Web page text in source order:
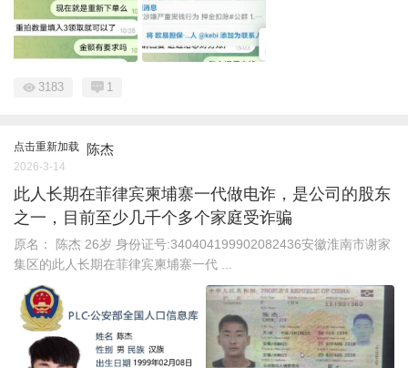
3183 1
点击重新加载 陈杰
2026-3-14
此人长期在菲律宾柬埔寨一代做电诈，是公司的股东
之一，目前至少几千个多个家庭受诈骗
原名： 陈杰 26岁 身份证号:340404199902082436安徽淮南市谢家
集区的此人长期在菲律宾柬埔寨一代 ...